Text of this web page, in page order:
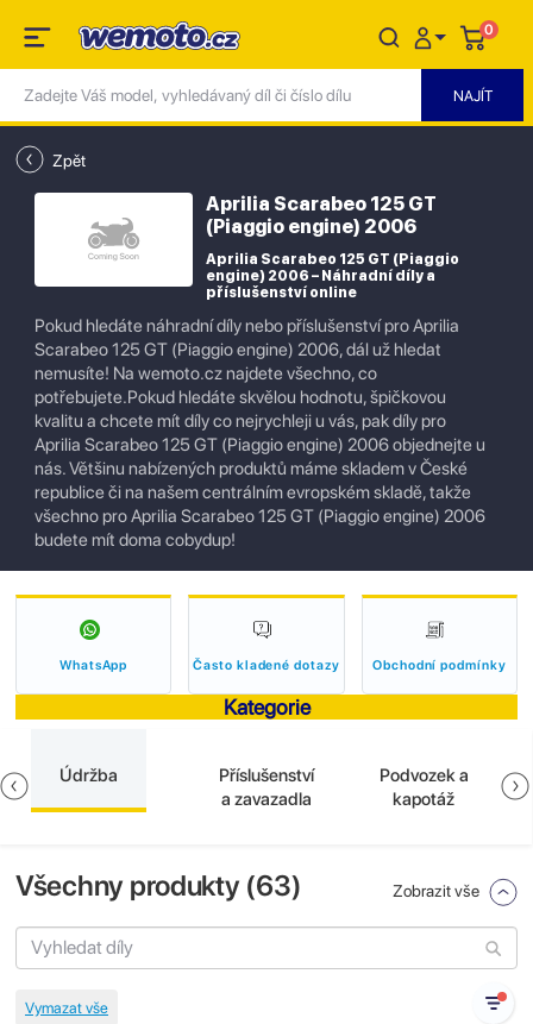
0
Zpět
Aprilia Scarabeo 125 GT
(Piaggio engine) 2006
Aprilia Scarabeo 125 GT (Piaggio
engine) 2006 – Náhradní díly a
příslušenství online
Pokud hledáte náhradní díly nebo příslušenství pro Aprilia
Scarabeo 125 GT (Piaggio engine) 2006, dál už hledat
nemusíte! Na wemoto.cz najdete všechno, co
potřebujete.Pokud hledáte skvělou hodnotu, špičkovou
kvalitu a chcete mít díly co nejrychleji u vás, pak díly pro
Aprilia Scarabeo 125 GT (Piaggio engine) 2006 objednejte u
nás. Většinu nabízených produktů máme skladem v České
republice či na našem centrálním evropském skladě, takže
všechno pro Aprilia Scarabeo 125 GT (Piaggio engine) 2006
budete mít doma cobydup!
WhatsApp Často kladené dotazy Obchodní podmínky
Kategorie
Údržba
Příslušenství
a zavazadla
Podvozek a
kapotáž
Všechny produkty (63) Zobrazit vše